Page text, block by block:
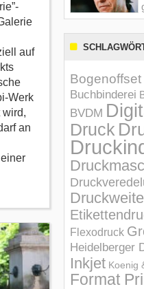
auf
Werk
wird,
an
Bogenoffset
Buchbinderei
BVDM
Druck
Flexodruck
Heidelberger
Inkjet Koenig
Format